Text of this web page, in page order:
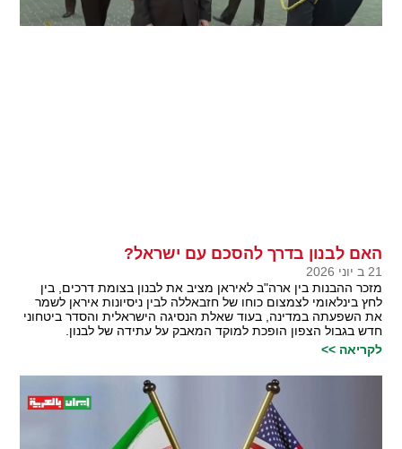
האם לבנון בדרך להסכם עם ישראל?
21 ב יוני 2026
מזכר ההבנות בין ארה"ב לאיראן מציב את לבנון בצומת דרכים, בין
לחץ בינלאומי לצמצום כוחו של חזבאללה לבין ניסיונות איראן לשמר
את השפעתה במדינה, בעוד שאלת הנסיגה הישראלית והסדר ביטחוני
חדש בגבול הצפון הופכת למוקד המאבק על עתידה של לבנון.
לקריאה >>